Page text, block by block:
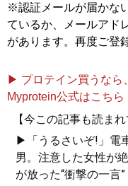
※認証メールが届かな
ているか、メールアド
があります。再度ご登
▶ プロテイン買うなら
Myprotein公式はこちら
【今この記事も読まれ
▶「うるさいぞ!」電
男。注意した女性が
が放った“衝撃の一言”